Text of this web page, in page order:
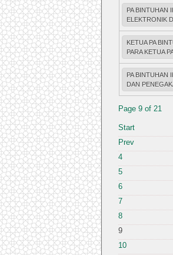
PA BINTUHAN
ELEKTRONIK
KETUA PA
PARA KETUA
PA BINTUHAN
DAN
Page 9 of 21
Start
Prev
4
5
6
7
8
9
10